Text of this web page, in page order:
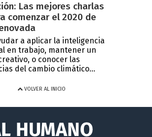
Las mejores charlas
comenzar el 2020 de
a aplicar la inteligencia
en trabajo, mantener un
o conocer las
del cambio climático...
VOLVER AL INICIO